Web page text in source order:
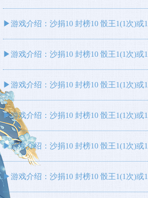
▶游戏介绍：沙捐10 封榜10 骰王1(1次)
▶游戏介绍：沙捐10 封榜10 骰王1(1次)
▶游戏介绍：沙捐10 封榜10 骰王1(1次)
▶游戏介绍：沙捐10 封榜10 骰王1(1次)或
▶游戏介绍：沙捐10 封榜10 骰王1(1次)或
▶游戏介绍：沙捐10 封榜10 骰王1(1次)